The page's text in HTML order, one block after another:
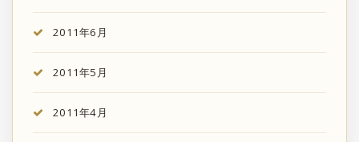
2011年6月
2011年5月
2011年4月